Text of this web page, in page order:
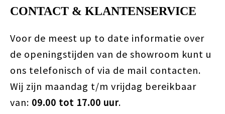
CONTACT & KLANTENSERVICE
Voor de meest up to date informatie over
de openingstijden van de showroom kunt u
ons telefonisch of via de mail contacten.
Wij zijn maandag t/m vrijdag bereikbaar
van: 09.00 tot 17.00 uur.